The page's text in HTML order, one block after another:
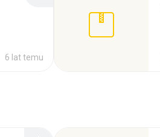
6 lat temu